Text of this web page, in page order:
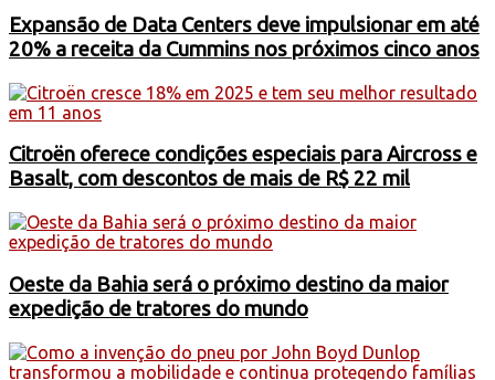
Expansão de Data Centers deve impulsionar em até
20% a receita da Cummins nos próximos cinco anos
Citroën oferece condições especiais para Aircross e
Basalt, com descontos de mais de R$ 22 mil
Oeste da Bahia será o próximo destino da maior
expedição de tratores do mundo